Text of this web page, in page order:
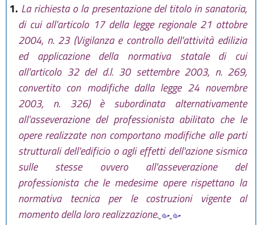
1. La richiesta o la presentazione del titolo in sanatoria,
di cui all'articolo 17 della legge regionale 21 ottobre
2004, n. 23 (Vigilanza e controllo dell'attività edilizia
ed applicazione della normativa statale di cui
all'articolo 32 del d.l. 30 settembre 2003, n. 269,
convertito con modifiche dalla legge 24 novembre
2003, n. 326) è subordinata alternativamente
all'asseverazione del professionista abilitato che le
opere realizzate non comportano modifiche alle parti
strutturali dell'edificio o agli effetti dell'azione sismica
sulle stesse ovvero all'asseverazione del
professionista che le medesime opere rispettano la
normativa tecnica per le costruzioni vigente al
momento della loro realizzazione.